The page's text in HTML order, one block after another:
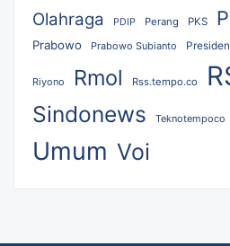
Olahraga PDIP Perang PKS
Prabowo Prabowo Subianto
Riyono Rmol Rss.tempo.co
Sindonews Teknotempoco
Umum Voi